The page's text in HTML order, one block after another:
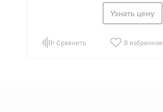
Узнать цену
Сравнить В избранное